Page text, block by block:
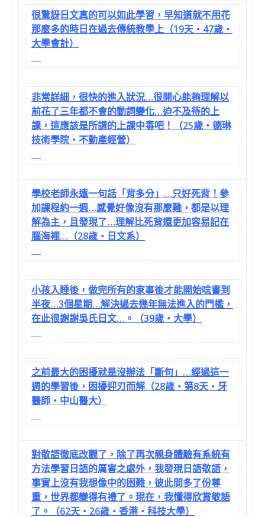
很驚訝日文真的可以如此學習，早知道就不用花
那麼多的時日在過去傳統教學上（19天‧47歲‧
大學會計）
非常詳細，很快的進入狀況…很開心能夠理解以
前花了三年都不會的動詞變化…迫不及待的上
課，這應該是所謂的上課中毒吧！（25歲‧德琳
技術學院‧不動產經營）
學校老師永遠一句話「背多分」…只好死背！參
加課程約一週…感覺好像沒有那麼難，都是以理
解為主，且發現了…理解比死背還更加容易記在
腦海裡…（28歲‧日文系）
小孩入睡後，做完所有的家事後才能開始唸書到
半夜…3個星期…解決過去幾年無法進入的門檻，
在此很謝謝吳氏日文…。（39歲‧大學）
之前最大的困擾就是沒辦法「斷句」…經過這一
週的學習後，困擾迎刃而解（28歲‧第8天‧牙
醫師‧中山醫大）
對敬語徹底改觀了，除了再次親身體驗有系統有
方法學習日語的厲害之處外，我發現日語敬語，
事實上沒有我想像中的困難，彼此間多了份尊
重，世界都變得有禮了。現在，我懂得欣賞敬語
了。（62天‧26歲‧香港‧科技大學）